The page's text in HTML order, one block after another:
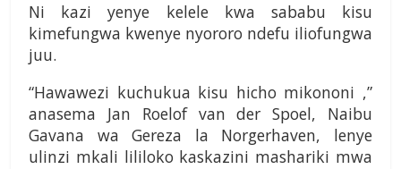
Ni kazi yenye kelele kwa sababu kisu
kimefungwa kwenye nyororo ndefu iliofungwa
juu.
“Hawawezi kuchukua kisu hicho mikononi ,”
anasema Jan Roelof van der Spoel, Naibu
Gavana wa Gereza la Norgerhaven, lenye
ulinzi mkali lililoko kaskazini mashariki mwa